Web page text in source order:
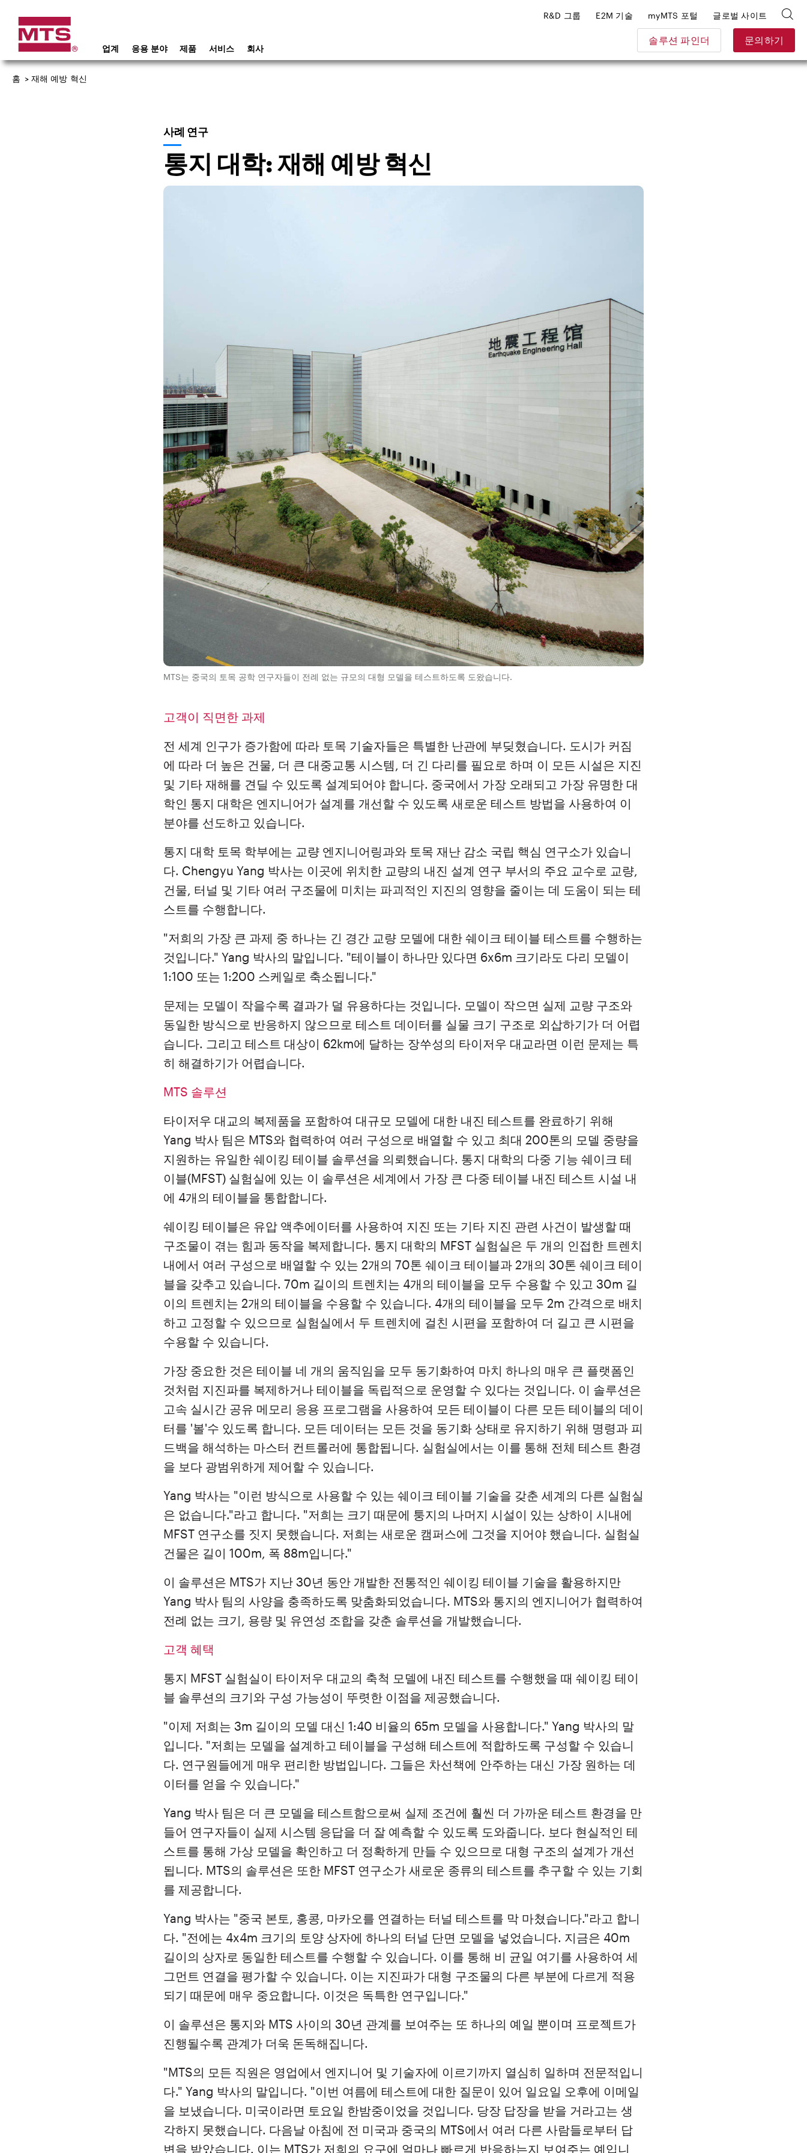
업계 응용 분야 제품 서비스 회사
솔루션 파인더 문의하기
R&D 그룹 E2M 기술 myMTS 포털 글로벌 사이트
홈 > 재해 예방 혁신
사례 연구
통지 대학: 재해 예방 혁신
MTS는 중국의 토목 공학 연구자들이 전례 없는 규모의 대형 모델을 테스트하도록 도왔습니다.
고객이 직면한 과제
전 세계 인구가 증가함에 따라 토목 기술자들은 특별한 난관에 부딪혔습니다. 도시가 커짐
에 따라 더 높은 건물, 더 큰 대중교통 시스템, 더 긴 다리를 필요로 하며 이 모든 시설은 지진
및 기타 재해를 견딜 수 있도록 설계되어야 합니다. 중국에서 가장 오래되고 가장 유명한 대
학인 통지 대학은 엔지니어가 설계를 개선할 수 있도록 새로운 테스트 방법을 사용하여 이
분야를 선도하고 있습니다.
통지 대학 토목 학부에는 교량 엔지니어링과와 토목 재난 감소 국립 핵심 연구소가 있습니
다. Chengyu Yang 박사는 이곳에 위치한 교량의 내진 설계 연구 부서의 주요 교수로 교량,
건물, 터널 및 기타 여러 구조물에 미치는 파괴적인 지진의 영향을 줄이는 데 도움이 되는 테
스트를 수행합니다.
"저희의 가장 큰 과제 중 하나는 긴 경간 교량 모델에 대한 쉐이크 테이블 테스트를 수행하는
것입니다." Yang 박사의 말입니다. "테이블이 하나만 있다면 6x6m 크기라도 다리 모델이
1:100 또는 1:200 스케일로 축소됩니다."
문제는 모델이 작을수록 결과가 덜 유용하다는 것입니다. 모델이 작으면 실제 교량 구조와
동일한 방식으로 반응하지 않으므로 테스트 데이터를 실물 크기 구조로 외삽하기가 더 어렵
습니다. 그리고 테스트 대상이 62km에 달하는 장쑤성의 타이저우 대교라면 이런 문제는 특
히 해결하기가 어렵습니다.
MTS 솔루션
타이저우 대교의 복제품을 포함하여 대규모 모델에 대한 내진 테스트를 완료하기 위해
Yang 박사 팀은 MTS와 협력하여 여러 구성으로 배열할 수 있고 최대 200톤의 모델 중량을
지원하는 유일한 쉐이킹 테이블 솔루션을 의뢰했습니다. 통지 대학의 다중 기능 쉐이크 테
이블(MFST) 실험실에 있는 이 솔루션은 세계에서 가장 큰 다중 테이블 내진 테스트 시설 내
에 4개의 테이블을 통합합니다.
쉐이킹 테이블은 유압 액추에이터를 사용하여 지진 또는 기타 지진 관련 사건이 발생할 때
구조물이 겪는 힘과 동작을 복제합니다. 통지 대학의 MFST 실험실은 두 개의 인접한 트렌치
내에서 여러 구성으로 배열할 수 있는 2개의 70톤 쉐이크 테이블과 2개의 30톤 쉐이크 테이
블을 갖추고 있습니다. 70m 길이의 트렌치는 4개의 테이블을 모두 수용할 수 있고 30m 길
이의 트렌치는 2개의 테이블을 수용할 수 있습니다. 4개의 테이블을 모두 2m 간격으로 배치
하고 고정할 수 있으므로 실험실에서 두 트렌치에 걸친 시편을 포함하여 더 길고 큰 시편을
수용할 수 있습니다.
가장 중요한 것은 테이블 네 개의 움직임을 모두 동기화하여 마치 하나의 매우 큰 플랫폼인
것처럼 지진파를 복제하거나 테이블을 독립적으로 운영할 수 있다는 것입니다. 이 솔루션은
고속 실시간 공유 메모리 응용 프로그램을 사용하여 모든 테이블이 다른 모든 테이블의 데이
터를 '볼'수 있도록 합니다. 모든 데이터는 모든 것을 동기화 상태로 유지하기 위해 명령과 피
드백을 해석하는 마스터 컨트롤러에 통합됩니다. 실험실에서는 이를 통해 전체 테스트 환경
을 보다 광범위하게 제어할 수 있습니다.
Yang 박사는 "이런 방식으로 사용할 수 있는 쉐이크 테이블 기술을 갖춘 세계의 다른 실험실
은 없습니다."라고 합니다. "저희는 크기 때문에 퉁지의 나머지 시설이 있는 상하이 시내에
MFST 연구소를 짓지 못했습니다. 저희는 새로운 캠퍼스에 그것을 지어야 했습니다. 실험실
건물은 길이 100m, 폭 88m입니다."
이 솔루션은 MTS가 지난 30년 동안 개발한 전통적인 쉐이킹 테이블 기술을 활용하지만
Yang 박사 팀의 사양을 충족하도록 맞춤화되었습니다. MTS와 통지의 엔지니어가 협력하여
전례 없는 크기, 용량 및 유연성 조합을 갖춘 솔루션을 개발했습니다.
고객 혜택
통지 MFST 실험실이 타이저우 대교의 축척 모델에 내진 테스트를 수행했을 때 쉐이킹 테이
블 솔루션의 크기와 구성 가능성이 뚜렷한 이점을 제공했습니다.
"이제 저희는 3m 길이의 모델 대신 1:40 비율의 65m 모델을 사용합니다." Yang 박사의 말
입니다. "저희는 모델을 설계하고 테이블을 구성해 테스트에 적합하도록 구성할 수 있습니
다. 연구원들에게 매우 편리한 방법입니다. 그들은 차선책에 안주하는 대신 가장 원하는 데
이터를 얻을 수 있습니다."
Yang 박사 팀은 더 큰 모델을 테스트함으로써 실제 조건에 훨씬 더 가까운 테스트 환경을 만
들어 연구자들이 실제 시스템 응답을 더 잘 예측할 수 있도록 도와줍니다. 보다 현실적인 테
스트를 통해 가상 모델을 확인하고 더 정확하게 만들 수 있으므로 대형 구조의 설계가 개선
됩니다. MTS의 솔루션은 또한 MFST 연구소가 새로운 종류의 테스트를 추구할 수 있는 기회
를 제공합니다.
Yang 박사는 "중국 본토, 홍콩, 마카오를 연결하는 터널 테스트를 막 마쳤습니다."라고 합니
다. "전에는 4x4m 크기의 토양 상자에 하나의 터널 단면 모델을 넣었습니다. 지금은 40m
길이의 상자로 동일한 테스트를 수행할 수 있습니다. 이를 통해 비 균일 여기를 사용하여 세
그먼트 연결을 평가할 수 있습니다. 이는 지진파가 대형 구조물의 다른 부분에 다르게 적용
되기 때문에 매우 중요합니다. 이것은 독특한 연구입니다."
이 솔루션은 통지와 MTS 사이의 30년 관계를 보여주는 또 하나의 예일 뿐이며 프로젝트가
진행될수록 관계가 더욱 돈독해집니다.
"MTS의 모든 직원은 영업에서 엔지니어 및 기술자에 이르기까지 열심히 일하며 전문적입니
다." Yang 박사의 말입니다. "이번 여름에 테스트에 대한 질문이 있어 일요일 오후에 이메일
을 보냈습니다. 미국이라면 토요일 한밤중이었을 것입니다. 당장 답장을 받을 거라고는 생
각하지 못했습니다. 다음날 아침에 전 미국과 중국의 MTS에서 여러 다른 사람들로부터 답
변을 받았습니다. 이는 MTS가 저희의 요구에 얼마나 빠르게 반응하는지 보여주는 예입니